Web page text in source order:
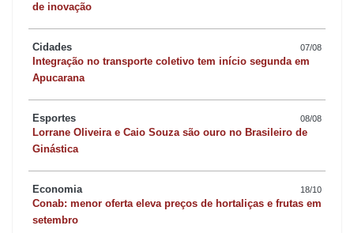
de inovação
Cidades 07/08
Integração no transporte coletivo tem início segunda em
Apucarana
Esportes 08/08
Lorrane Oliveira e Caio Souza são ouro no Brasileiro de
Ginástica
Economia 18/10
Conab: menor oferta eleva preços de hortaliças e frutas em
setembro